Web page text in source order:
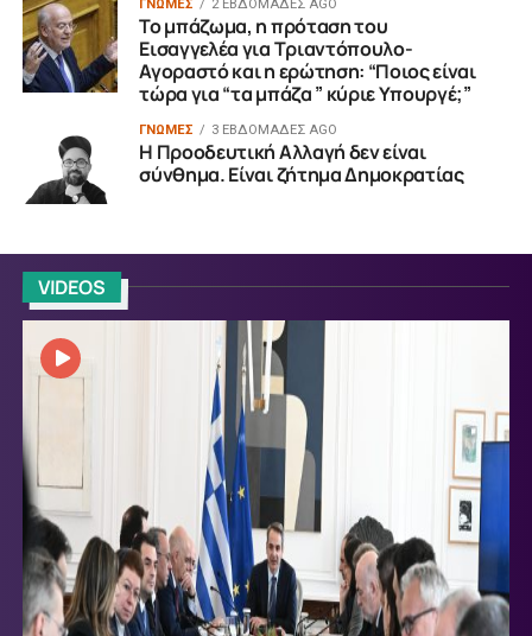
ΓΝΩΜΕΣ 2 ΕΒΔΟΜΆΔΕΣ AGO
Το μπάζωμα, η πρόταση του
Εισαγγελέα για Τριαντόπουλο-
Αγοραστό και η ερώτηση: “Ποιος είναι
τώρα για “τα μπάζα ” κύριε Υπουργέ;”
ΓΝΩΜΕΣ 3 ΕΒΔΟΜΆΔΕΣ AGO
Η Προοδευτική Αλλαγή δεν είναι
σύνθημα. Είναι ζήτημα Δημοκρατίας
VIDEOS